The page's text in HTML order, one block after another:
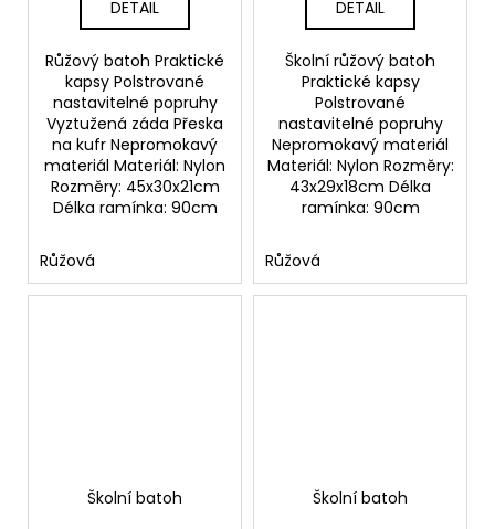
DETAIL
Růžový batoh Praktické
kapsy Polstrované
nastavitelné popruhy
Vyztužená záda Přeska
na kufr Nepromokavý
materiál Materiál: Nylon
Rozměry: 45x30x21cm
Délka ramínka: 90cm
Růžová
DETAIL
Školní růžový batoh
Praktické kapsy
Polstrované
nastavitelné popruhy
Nepromokavý materiál
Materiál: Nylon Rozměry:
43x29x18cm Délka
ramínka: 90cm
Růžová
Školní batoh
Školní batoh